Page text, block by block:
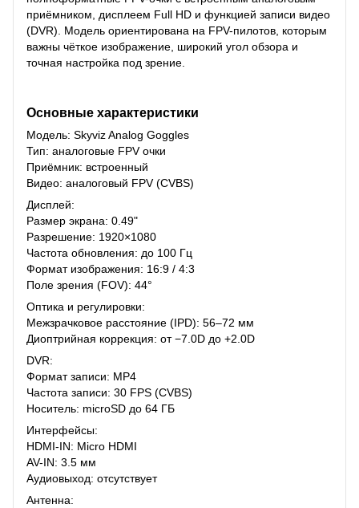
приёмником, дисплеем Full HD и функцией записи видео
(DVR). Модель ориентирована на FPV-пилотов, которым
важны чёткое изображение, широкий угол обзора и
точная настройка под зрение.
Основные характеристики
Модель: Skyviz Analog Goggles
Тип: аналоговые FPV очки
Приёмник: встроенный
Видео: аналоговый FPV (CVBS)
Дисплей:
Размер экрана: 0.49"
Разрешение: 1920×1080
Частота обновления: до 100 Гц
Формат изображения: 16:9 / 4:3
Поле зрения (FOV): 44°
Оптика и регулировки:
Межзрачковое расстояние (IPD): 56–72 мм
Диоптрийная коррекция: от −7.0D до +2.0D
DVR:
Формат записи: MP4
Частота записи: 30 FPS (CVBS)
Носитель: microSD до 64 ГБ
Интерфейсы:
HDMI-IN: Micro HDMI
AV-IN: 3.5 мм
Аудиовыход: отсутствует
Антенна: